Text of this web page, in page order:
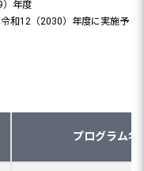
年度
和12（2030）年度に実施予
プログラム名